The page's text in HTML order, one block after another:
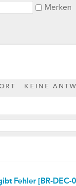
Merken
KEINE
Fehler [BR-